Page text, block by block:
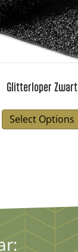
Glitterloper Zwart
Select Options